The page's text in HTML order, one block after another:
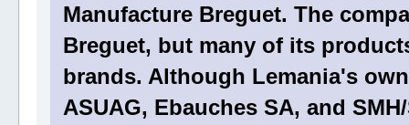
Manufacture Breguet. The
Breguet, but many of its
brands. Although Lemania's
ASUAG, Ebauches SA, and